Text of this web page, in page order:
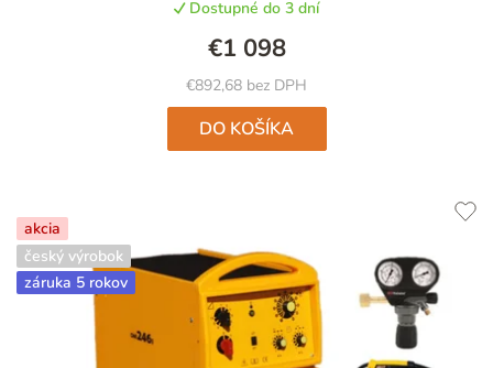
Dostupné do 3 dní
€892,68 bez DPH
€1 098
DO KOŠÍKA
akcia
český výrobok
záruka 5 rokov